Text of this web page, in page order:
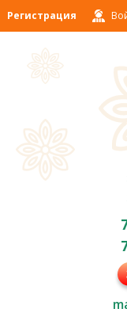
Регистрация